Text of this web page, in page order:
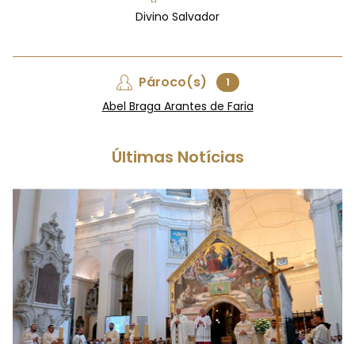
Divino Salvador
Pároco(s) 1
Abel Braga Arantes de Faria
Últimas Notícias